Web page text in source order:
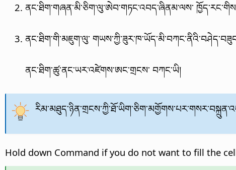
ནང་ཐིག་གཞན་མི་ཅིག་ལུ་ཨེབ་གཏང་འབད་ཞིནམ་ལས་
ནང་ཐིག་གི་མཇུག་ལུ་
ནང་ཐིག་ཚུ་ནང་ཡར་འཛེགས་ཨང་གྲངས་ བཀང་ཡི།
Hold down Command if you do not want to fill the